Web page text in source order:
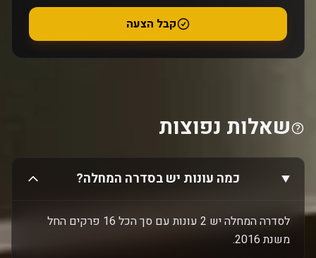
קבל הצעה
שאלות נפוצות
כמה עונות יש בסדרה המחלה?
לסדרה המחלה יש 2 עונות עם סך הכל 16 פרקים החל
משנת 2016.